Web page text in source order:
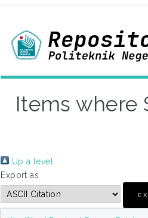
Items where
Up a level
Export as
Toggle